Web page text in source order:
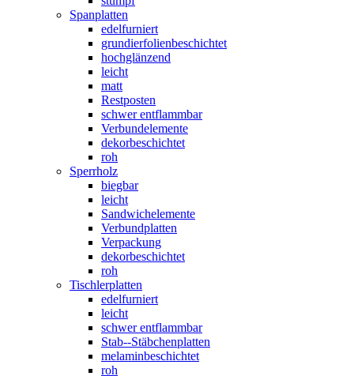
Spanplatten
edelfurniert
grundierfolienbeschichtet
hochglänzend
leicht
matt
Restposten
schwer entflammbar
Verbundelemente
dekorbeschichtet
roh
Sperrholz
biegbar
leicht
Sandwichelemente
Verbundplatten
Verpackung
dekorbeschichtet
roh
Tischlerplatten
edelfurniert
leicht
schwer entflammbar
Stab--Stäbchenplatten
melaminbeschichtet
roh